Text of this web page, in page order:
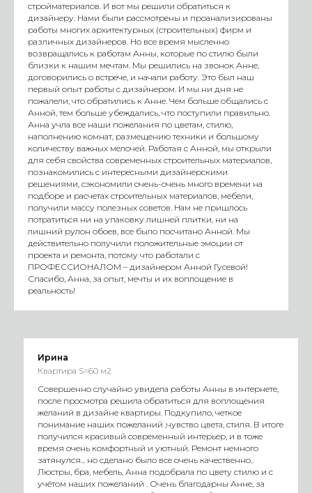
стройматериалов. И вот мы решили обратиться к
дизайнеру. Нами были рассмотрены и проанализированы
работы многих архитектурных (строительных) фирм и
различных дизайнеров. Но все время мысленно
возвращались к работам Анны, которые по стилю были
близки к нашим мечтам. Мы решились на звонок Анне,
договорились о встрече, и начали работу. Это был наш
первый опыт работы с дизайнером. И мы ни дня не
пожалели, что обратились к Анне. Чем больше общались с
Анной, тем больше убеждались, что поступили правильно.
Анна учла все наши пожелания по цветам, стилю,
наполнению комнат, размещению техники и большому
количеству важных мелочей. Работая с Анной, мы открыли
для себя свойства современных строительных материалов,
познакомились с интересными дизайнерскими
решениями, сэкономили очень-очень много времени на
подборе и расчетах строительных материалов, мебели,
получили массу полезных советов. Нам не пришлось
потратиться ни на упаковку лишней плитки, ни на
лишний рулон обоев, все было посчитано Анной. Мы
действительно получили положительные эмоции от
проекта и ремонта, потому что работали с
ПРОФЕССИОНАЛОМ – дизайнером Анной Гусевой!
Спасибо, Анна, за опыт, мечты и их воплощение в
реальность!
Ирина
Квартира S=60 м2
Совершенно случайно увидела работы Анны в интернете,
после просмотра решила обратиться для воплощения
желаний в дизайне квартиры. Подкупило, четкое
понимание наших пожеланий ,чувство цвета, стиля. В итоге
получился красивый современный интерьер, и в тоже
время очень комфортный и уютный. Ремонт немного
затянулся... но сделано было все очень качественно..
Люстры, бра, мебель, Анна подобрала по цвету стилю и с
учётом наших пожеланий . Очень благодарны Анне, за